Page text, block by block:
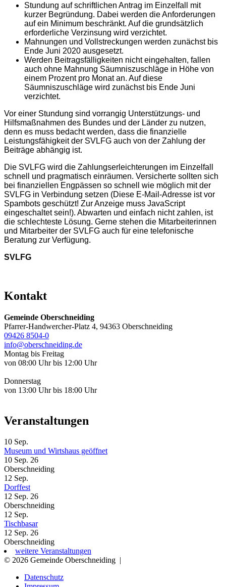
Stundung auf schriftlichen Antrag im Einzelfall mit
kurzer Begründung. Dabei werden die Anforderungen
auf ein Minimum beschränkt. Auf die grundsätzlich
erforderliche Verzinsung wird verzichtet.
Mahnungen und Vollstreckungen werden zunächst bis
Ende Juni 2020 ausgesetzt.
Werden Beitragsfälligkeiten nicht eingehalten, fallen
auch ohne Mahnung Säumniszuschläge in Höhe von
einem Prozent pro Monat an. Auf diese
Säumniszuschläge wird zunächst bis Ende Juni
verzichtet.
Vor einer Stundung sind vorrangig Unterstützungs- und
Hilfsmaßnahmen des Bundes und der Länder zu nutzen,
denn es muss bedacht werden, dass die finanzielle
Leistungsfähigkeit der SVLFG auch von der Zahlung der
Beiträge abhängig ist.
Die SVLFG wird die Zahlungserleichterungen im Einzelfall
schnell und pragmatisch einräumen. Versicherte sollten sich
bei finanziellen Engpässen so schnell wie möglich mit der
SVLFG in Verbindung setzen (Diese E-Mail-Adresse ist vor
Spambots geschützt! Zur Anzeige muss JavaScript
eingeschaltet sein!). Abwarten und einfach nicht zahlen, ist
die schlechteste Lösung. Gerne stehen die Mitarbeiterinnen
und Mitarbeiter der SVLFG auch für eine telefonische
Beratung zur Verfügung.
SVLFG
Kontakt
Gemeinde Oberschneiding
Pfarrer-Handwercher-Platz 4, 94363 Oberschneiding
09426 8504-0
info@oberschneiding.de
Montag bis Freitag
von 08:00 Uhr bis 12:00 Uhr
Donnerstag
von 13:00 Uhr bis 18:00 Uhr
Veranstaltungen
10 Sep.
Museum und Wirtshaus geöffnet
10 Sep. 26
Oberschneiding
12 Sep.
Dorffest
12 Sep. 26
Oberschneiding
12 Sep.
Tischbasar
12 Sep. 26
Oberschneiding
weitere Veranstaltungen
© 2026 Gemeinde Oberschneiding |
Datenschutz